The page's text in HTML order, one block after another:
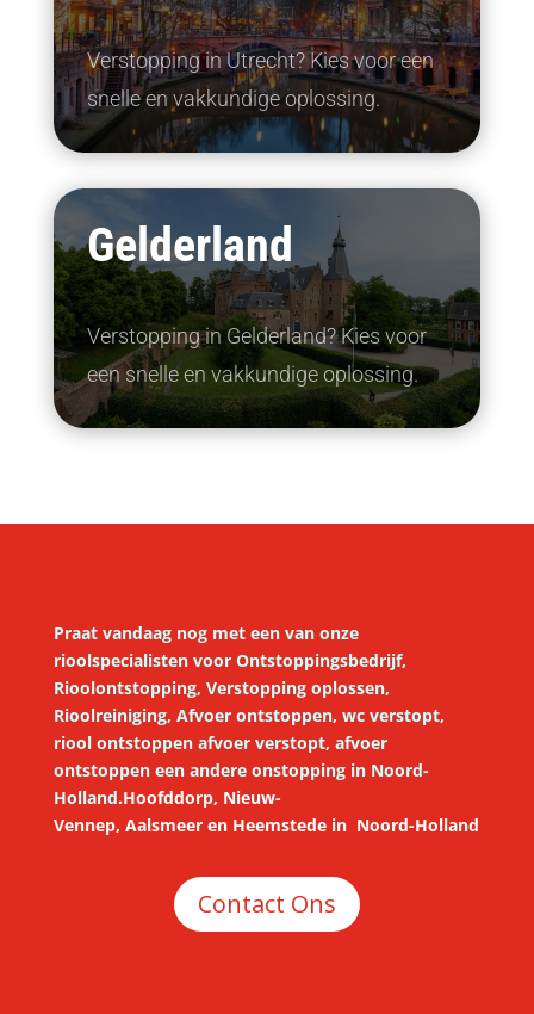
Verstopping in Utrecht? Kies voor een
snelle en vakkundige oplossing.
Gelderland
Verstopping in Gelderland? Kies voor
een snelle en vakkundige oplossing.
Praat vandaag nog met een van onze
rioolspecialisten voor Ontstoppingsbedrijf,
Rioolontstopping, Verstopping oplossen,
Rioolreiniging, Afvoer ontstoppen, wc verstopt,
riool ontstoppen afvoer verstopt, afvoer
ontstoppen een andere onstopping in Noord-
Holland.Hoofddorp, Nieuw-
Vennep, Aalsmeeren Heemstedein Noord-Holland
Contact Ons